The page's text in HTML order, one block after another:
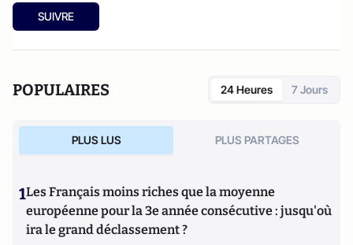
SUIVRE
POPULAIRES 24 Heures 7 Jours
PLUS LUS PLUS PARTAGES
1Les Français moins riches que la moyenne
européenne pour la 3e année consécutive : jusqu'où
ira le grand déclassement ?